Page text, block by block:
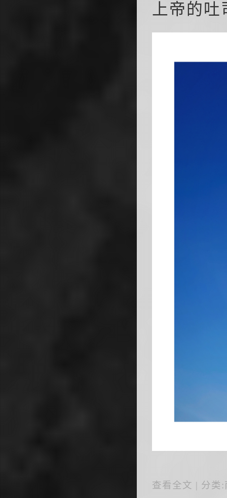
上帝的吐
查看全文 | 分类